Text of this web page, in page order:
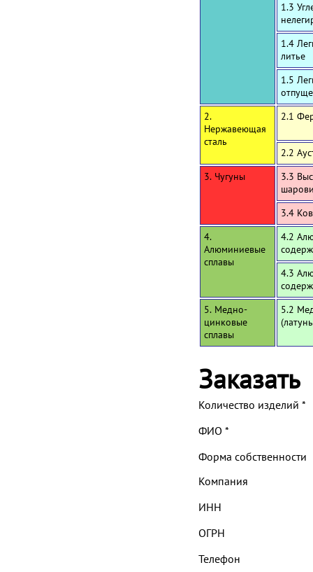
1.3
1.4
литье
1.5
2.
Нержавеющая
сталь
2.1
2.2
3. Чугуны
3.3
3.4
4.
Алюминиевые
сплавы
4.2
4.3
5. Медно-
цинковые
сплавы
5.2
Заказать
Количество изделий *
ФИО *
Форма собственности
Компания
ИНН
ОГРН
Телефон